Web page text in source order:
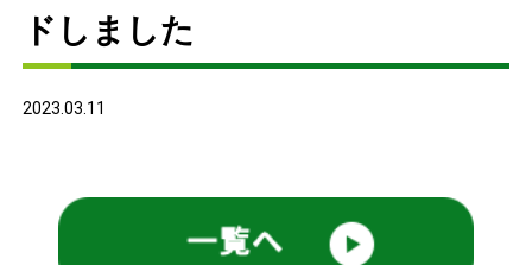
ドしました
2023.03.11